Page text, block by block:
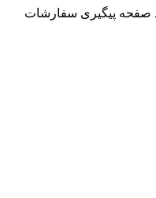
صفحه پیگیری سفارشات